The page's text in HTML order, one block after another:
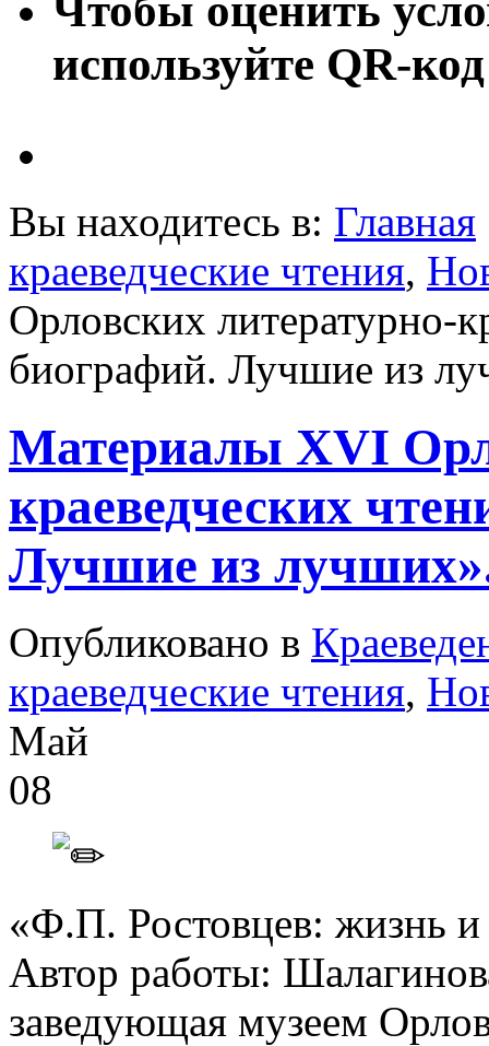
Чтобы оценить
используйте QR-код
Вы находитесь в: Главная
краеведческие чтения,
Орловских литературно-
биографий. Лучшие из
Материалы XVI
краеведческих
Лучшие из
Опубликовано в
краеведческие чтения,
Май
08
«Ф.П. Ростовцев: жизнь и
Автор работы:
заведующая музеем